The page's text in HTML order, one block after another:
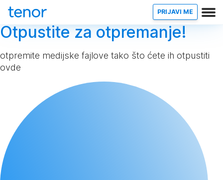
PRIJAVI ME
Otpustite za otpremanje!
otpremite medijske fajlove tako što ćete ih otpustiti
ovde